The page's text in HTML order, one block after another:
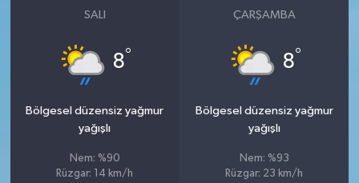
SALI
8°
Bölgesel düzensiz yağmur
yağışlı
Nem: %90
Rüzgar: 14 km/h
ÇARŞAMBA
8°
Bölgesel düzensiz yağmur
yağışlı
Nem: %93
Rüzgar: 23 km/h